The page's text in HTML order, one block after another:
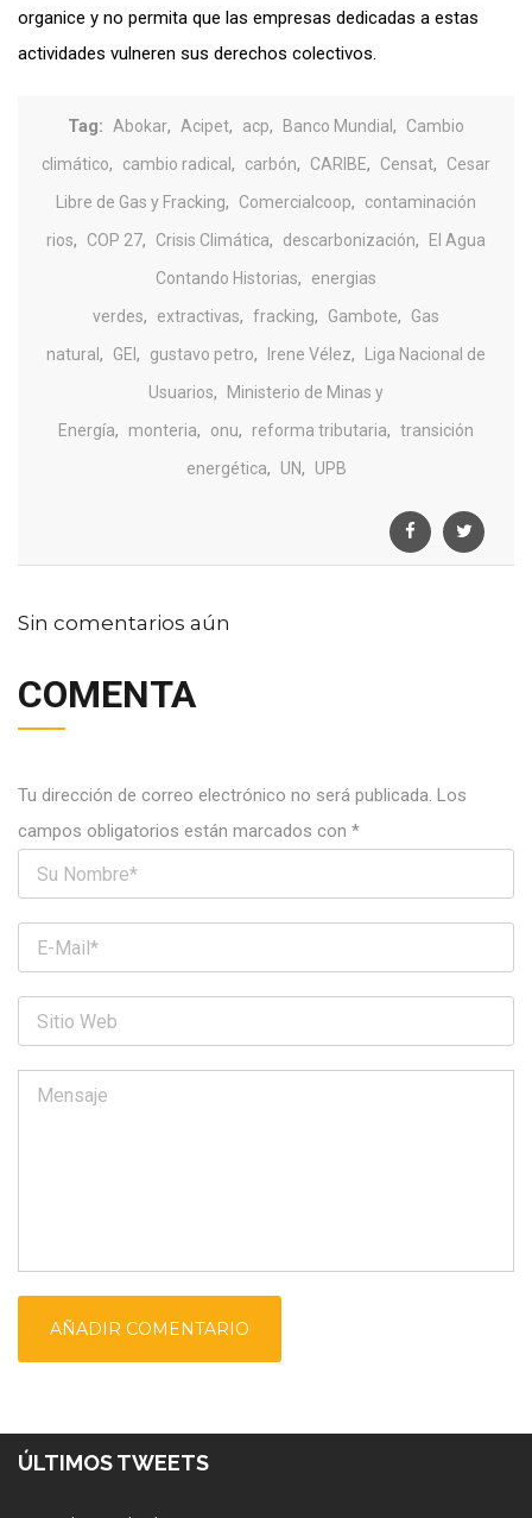
organice y no permita que las empresas dedicadas a estas
actividades vulneren sus derechos colectivos.
Tag: Abokar, Acipet, acp, Banco Mundial ,
Cambio
climático, cambio radical , carbón, CARIBE, Censat,
Cesar
Libre de Gas y Fracking, Comercialcoop,
contaminación
rios, COP 27, Crisis Climática, descarbonización,
El Agua
Contando Historias,
energias
verdes, extractivas, fracking, Gambote,
Gas
natural , GEI , gustavo petro, Irene Vélez,
Liga Nacional de
Usuarios,
Ministerio de Minas y
Energía, monteria, onu, reforma tributaria, transición
energética, UN, UPB
Sin comentarios aún
COMENTA
Tu dirección de correo electrónico no será publicada. Los
campos obligatorios están marcados con *
ÚLTIMOS TWEETS